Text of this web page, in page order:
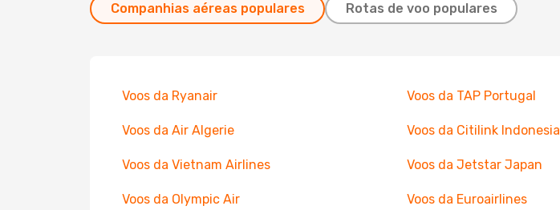
Companhias aéreas populares Rotas de voo populares
Voos da Ryanair Voos da TAP Portugal
Voos da Air Algerie Voos da Citilink Indonesia
Voos da Vietnam Airlines Voos da Jetstar Japan
Voos da Olympic Air Voos da Euroairlines